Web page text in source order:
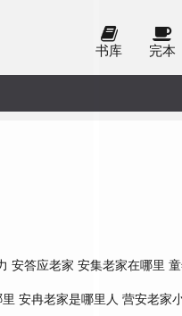
书库 完本
安答应老家 安集老家在哪里
安冉老家是哪里人 营安老家